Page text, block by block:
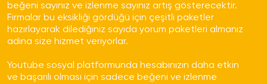
Türk Takipçi paketlerimiz tamamen gerçek türk
aktif profillerden oluşmaktadır. Aklınıza takılan
sorular için canlı destek - whatsapp
Ödeme İşlemi Güvenli Mi?
beğeni sayınız ve izlenme sayınız artış gösterecektir.
Firmalar bu eksikliği gördüğü için çeşitli paketler
hazırlayarak dilediğiniz sayıda yorum paketleri almanız
adına size hizmet veriyorlar.
Youtube sosyal platformunda hesabınızın daha etkin
ve başarılı olması için sadece beğeni ve izlenme